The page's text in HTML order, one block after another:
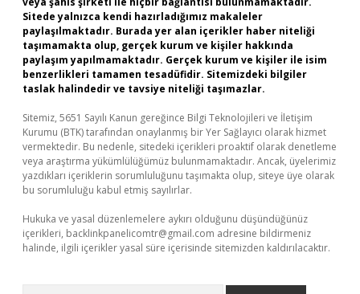
Sitede yalnızca kendi hazırladığımız makaleler
paylaşılmaktadır. Burada yer alan içerikler haber niteliği
taşımamakta olup, gerçek kurum ve kişiler hakkında
paylaşım yapılmamaktadır. Gerçek kurum ve kişiler ile isim
benzerlikleri tamamen tesadüfidir. Sitemizdeki bilgiler
taslak halindedir ve tavsiye niteliği taşımazlar.
Sitemiz, 5651 Sayılı Kanun gereğince Bilgi Teknolojileri ve İletişim
Kurumu (BTK) tarafından onaylanmış bir Yer Sağlayıcı olarak hizmet
vermektedir. Bu nedenle, sitedeki içerikleri proaktif olarak denetleme
veya araştırma yükümlülüğümüz bulunmamaktadır. Ancak, üyelerimiz
yazdıkları içeriklerin sorumluluğunu taşımakta olup, siteye üye olarak
bu sorumluluğu kabul etmiş sayılırlar.
Hukuka ve yasal düzenlemelere aykırı olduğunu düşündüğünüz
içerikleri, backlinkpanelicomtr@gmail.com adresine bildirmeniz
halinde, ilgili içerikler yasal süre içerisinde sitemizden kaldırılacaktır.